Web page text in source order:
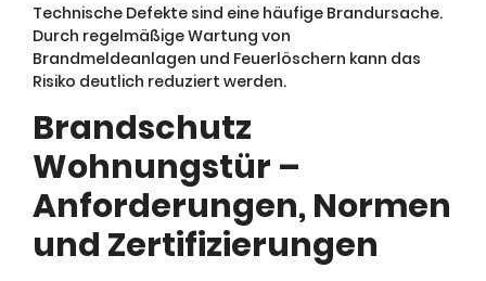
Technische Defekte sind eine häufige Brandursache.
Durch regelmäßige Wartung von
Brandmeldeanlagen und Feuerlöschern kann das
Risiko deutlich reduziert werden.
Brandschutz
Wohnungstür –
Anforderungen, Normen
und Zertifizierungen